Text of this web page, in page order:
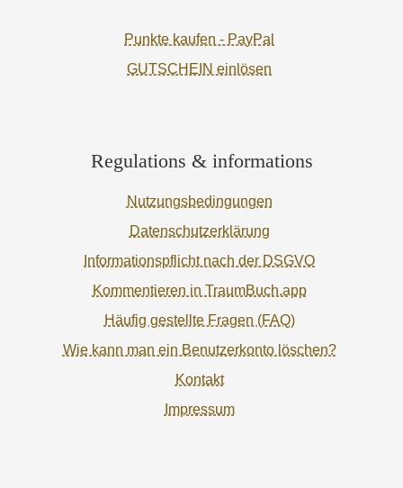
Punkte kaufen - PayPal
GUTSCHEIN einlösen
Regulations & informations
Nutzungsbedingungen
Datenschutzerklärung
Informationspflicht nach der DSGVO
Kommentieren in TraumBuch.app
Häufig gestellte Fragen (FAQ)
Wie kann man ein Benutzerkonto löschen?
Kontakt
Impressum